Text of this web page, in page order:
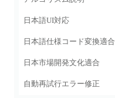
日本語UI対応
日本語仕様コード変換適合
日本市場開発文化適合
自動再試行エラー修正